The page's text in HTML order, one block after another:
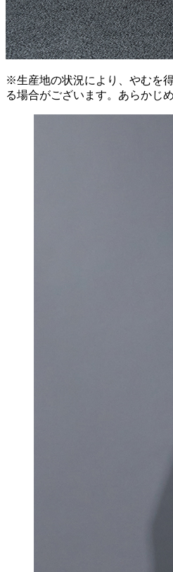
※生産地の状況により、やむを
る場合がございます。あらかじ